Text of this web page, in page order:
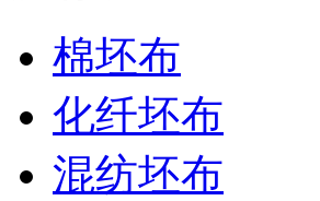
棉坯布
化纤坯布
混纺坯布